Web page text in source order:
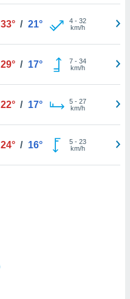
33° / 21° 4- 32
km/h
29° / 17° 7- 34
km/h
22° / 17° 5- 27
km/h
24° / 16° 5- 23
km/h